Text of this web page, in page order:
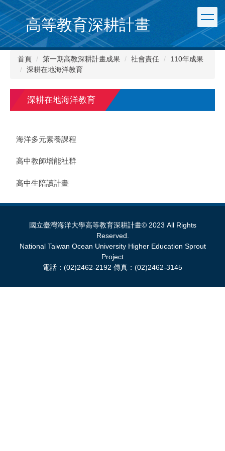
跳
到
主
要
內
高等教育深耕計畫
首頁 第一期高教深耕計畫成果 社會責任
110年成果
深耕在地海洋教育
深耕在地海洋教育
海洋多元素養課程
高中教師增能社群
高中生陪讀計畫
國立臺灣海洋大學高等教育深耕計畫© 2023 All Rights
Reserved.
National Taiwan Ocean University Higher Education Sprout
Project
電話：(02)2462-2192 傳真：(02)2462-3145